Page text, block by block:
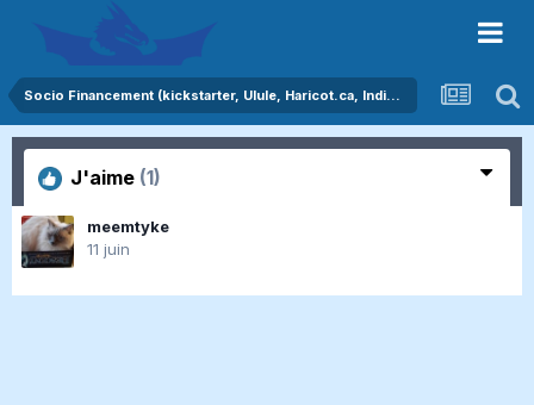
Socio Financement (kickstarter, Ulule, Haricot.ca, Indiegogo)
J'aime (1)
meemtyke
11 juin